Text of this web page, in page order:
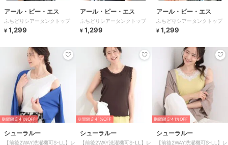
アール・ピー・エス
ふちどりシアータンクトップ
¥ 1,299
アール・ピー・エス
ふちどりシアータンクトップ
¥ 1,299
アール・ピー・エス
ふちどりシアータンクトップ
¥ 1,299
期間限定41%OFF
シューラルー
【前後2WAY洗濯機可S-LL】レ
期間限定41%OFF
シューラルー
【前後2WAY洗濯機可S-LL】レ
期間限定41%OFF
シューラルー
【前後2WAY洗濯機可S-LL】レ